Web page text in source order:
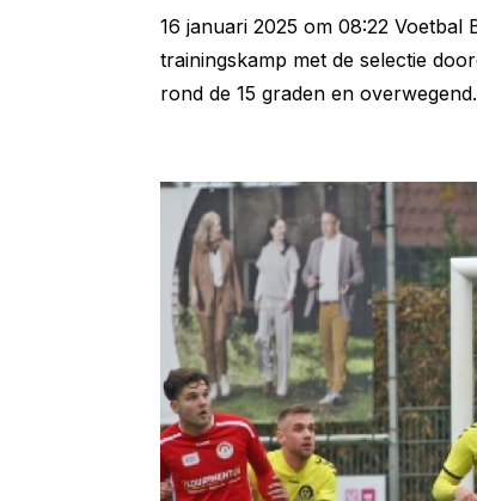
16 januari 2025 om 08:22 Voetbal
trainingskamp met de selectie
rond de 15 graden en